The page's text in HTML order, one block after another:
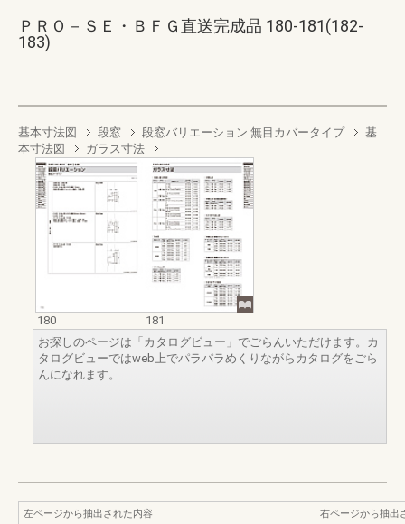
ＰＲＯ－ＳＥ・ＢＦＧ直送完成品 180-181(182-
183)
基本寸法図 段窓 段窓バリエーション 無目カバータイプ
基
本寸法図
ガラス寸法
180
181
お探しのページは「カタログビュー」でごらんいただけます。カ
タログビューではweb上でパラパラめくりながらカタログをごら
んになれます。
左ページから抽出された内容
右ページから抽出